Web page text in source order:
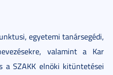
egyetemi tanársegédi,
valamint a Kar
a SZAKK elnöki kitüntetései